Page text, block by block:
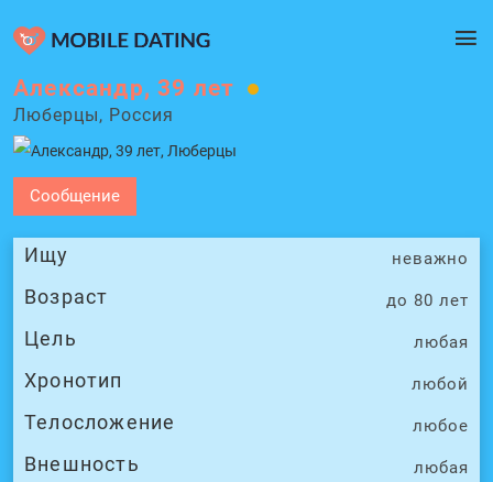
Сообщение
Ищу неважно
Возраст до 80 лет
Цель любая
Хронотип любой
Телосложение любое
Внешность любая
Александр, 39 лет
Люберцы, Россия